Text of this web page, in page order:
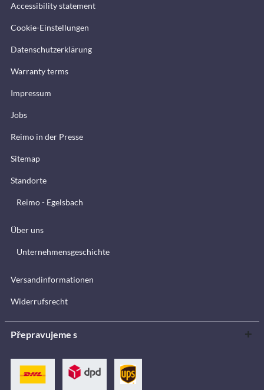
Accessibility statement
Cookie-Einstellungen
Datenschutzerklärung
Warranty terms
Impressum
Jobs
Reimo in der Presse
Sitemap
Standorte
Reimo - Egelsbach
Über uns
Unternehmensgeschichte
Versandinformationen
Widerrufsrecht
Přepravujeme s